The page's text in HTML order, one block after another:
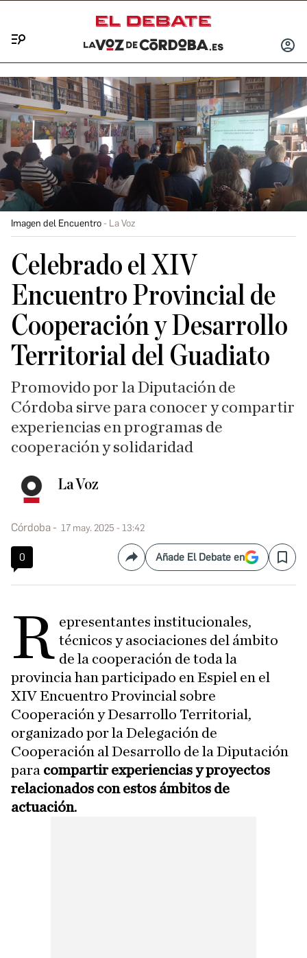
INICIAR
Imagen del Encuentro La Voz
Celebrado el XIV
Encuentro Provincial de
Cooperación y Desarrollo
Territorial del Guadiato
Promovido por la Diputación de
Córdoba sirve para conocer y compartir
experiencias en programas de
cooperación y solidaridad
La Voz
Córdoba 17 may. 2025 - 13:42
0 CompartirAñade El Debate en Save
R epresentantes institucionales,
técnicos y asociaciones del ámbito
de la cooperación de toda la
provincia han participado en Espiel en el
XIV Encuentro Provincial sobre
Cooperación y Desarrollo Territorial,
organizado por la Delegación de
Cooperación al Desarrollo de la Diputación
para compartir experiencias y proyectos
relacionados con estos ámbitos de
actuación.